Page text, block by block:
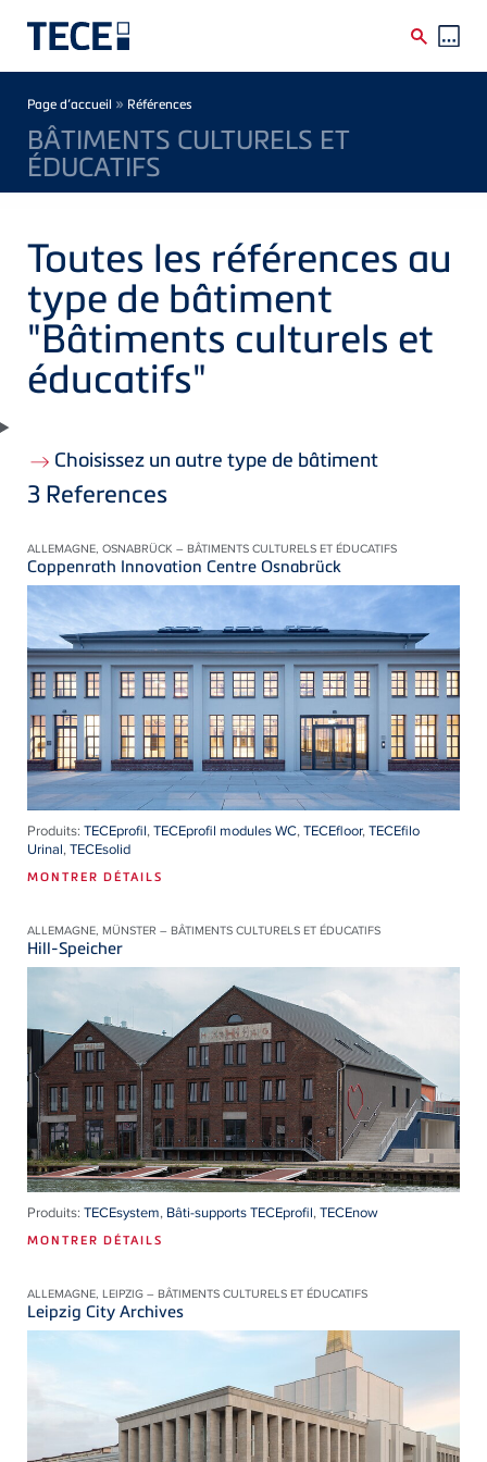
Breadcrumb
Page d’accueil » Références
BÂTIMENTS CULTURELS ET
ÉDUCATIFS
Toutes les références au
type de bâtiment
"Bâtiments culturels et
éducatifs"
Choisissez un autre type de bâtiment
3 References
ALLEMAGNE, OSNABRÜCK – BÂTIMENTS CULTURELS ET ÉDUCATIFS
Coppenrath Innovation Centre Osnabrück
Produits: TECEprofil,TECEprofil modules WC,TECEfloor,TECEfilo
Urinal,TECEsolid
MONTRER DÉTAILS
ALLEMAGNE, MÜNSTER – BÂTIMENTS CULTURELS ET ÉDUCATIFS
Hill-Speicher
Produits: TECEsystem, Bâti-supports TECEprofil,TECEnow
MONTRER DÉTAILS
ALLEMAGNE, LEIPZIG – BÂTIMENTS CULTURELS ET ÉDUCATIFS
Leipzig City Archives